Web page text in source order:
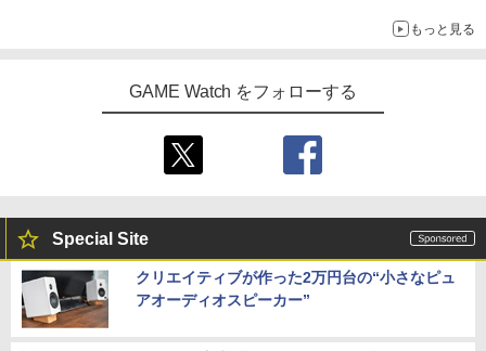
もっと見る
GAME Watch をフォローする
Special Site
クリエイティブが作った2万円台の“小さなピュ
アオーディオスピーカー”